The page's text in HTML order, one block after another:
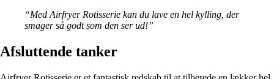
“Med Airfryer Rotisserie kan du lave en hel kylling, der
smager så godt som den ser ud!”
Afsluttende tanker